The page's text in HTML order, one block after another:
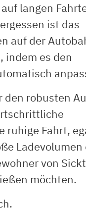
langen
ist das
auf der
indem es den
den robusten
ruhige Fahrt,
Ladevolumen
von
möchten.